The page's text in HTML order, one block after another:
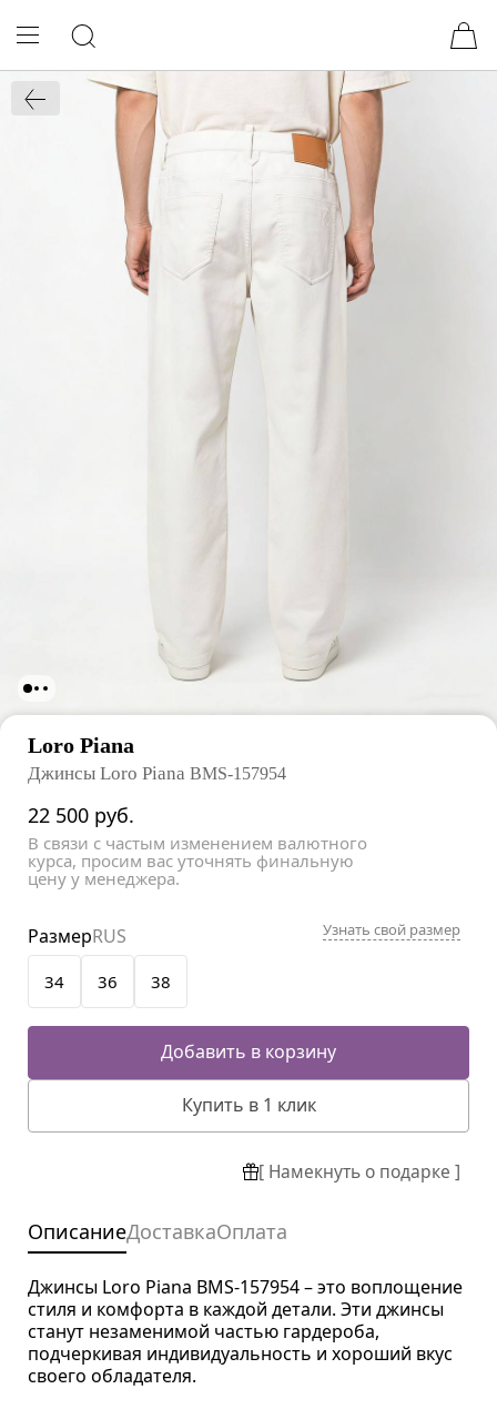
Loro Piana
Джинсы Loro Piana BMS-157954
22 500 руб.
В связи с частым изменением валютного
курса, просим вас уточнять финальную
цену у менеджера.
34 36 38
РазмерRUS Узнать свой размер
Добавить в корзину
Купить в 1 клик
[ Намекнуть о подарке ]
ОписаниеДоставкаОплата
Джинсы Loro Piana BMS-157954 – это воплощение
стиля и комфорта в каждой детали. Эти джинсы
станут незаменимой частью гардероба,
подчеркивая индивидуальность и хороший вкус
своего обладателя.